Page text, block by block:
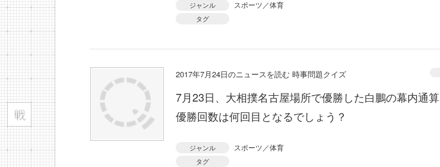
ジャンル スポーツ／体育
タグ
2017年7月24日のニュースを読む 時事問題クイズ
7月23日、大相撲名古屋場所で優勝した白鵬の幕内通算
優勝回数は何回目となるでしょう？
ジャンル スポーツ／体育
タグ